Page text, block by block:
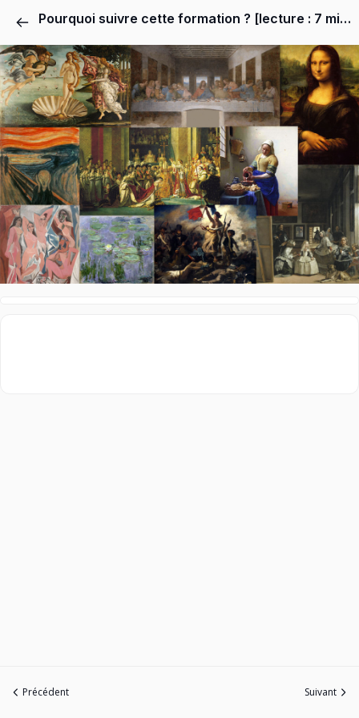
Pourquoi suivre cette formation ? [lecture : 7 minutes]
Précédent Suivant